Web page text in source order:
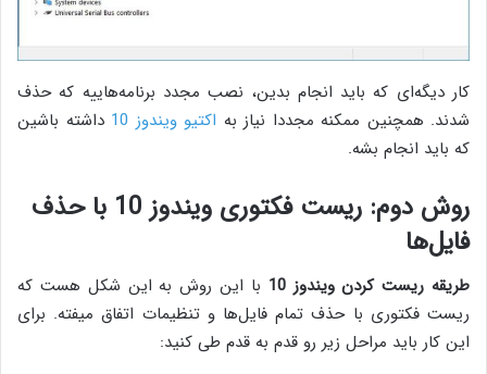
کار دیگه‌ای که باید انجام بدین، نصب مجدد برنامه‌هاییه که حذف
شدند. همچنین ممکنه مجددا نیاز به اکتیو ویندوز 10
داشته باشین
که باید انجام بشه.
روش دوم: ریست فکتوری ویندوز 10 با حذف
فایل‌ها
طریقه ریست کردن ویندوز 10
با این روش به این شکل هست که
ریست فکتوری با حذف تمام فایل‌ها و تنظیمات اتفاق میفته. برای
این کار باید مراحل زیر رو قدم به قدم طی کنید: